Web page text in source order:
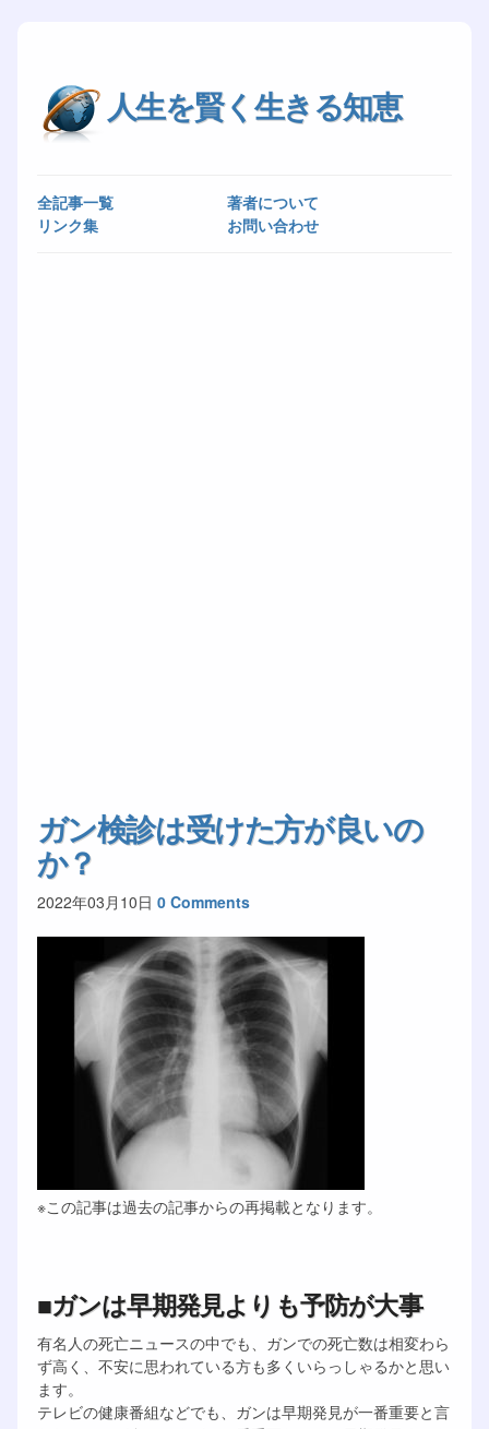
人生を賢く生きる知恵
全記事一覧
著者について
リンク集
お問い合わせ
ガン検診は受けた方が良いの
か？
2022年03月10日 0 Comments
※この記事は過去の記事からの再掲載となります。
■ガンは早期発見よりも予防が大事
有名人の死亡ニュースの中でも、ガンでの死亡数は相変わら
ず高く、不安に思われている方も多くいらっしゃるかと思い
ます。
テレビの健康番組などでも、ガンは早期発見が一番重要と言